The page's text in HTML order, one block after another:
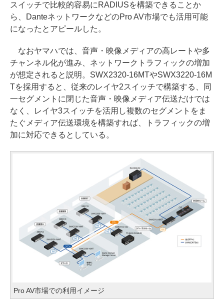
スイッチで比較的容易にRADIUSを構築できることか
ら、DanteネットワークなどのPro AV市場でも活用可能
になったとアピールした。
なおヤマハでは、音声・映像メディアの高レートや多
チャンネル化が進み、ネットワークトラフィックの増加
が想定されると説明。SWX2320-16MTやSWX3220-16M
Tを採用すると、従来のレイヤ2スイッチで構築する、同
一セグメントに閉じた音声・映像メディア伝送だけでは
なく、レイヤ3スイッチを活用し複数のセグメントをま
たぐメディア伝送環境を構築すれば、トラフィックの増
加に対応できるとしている。
Pro AV市場での利用イメージ